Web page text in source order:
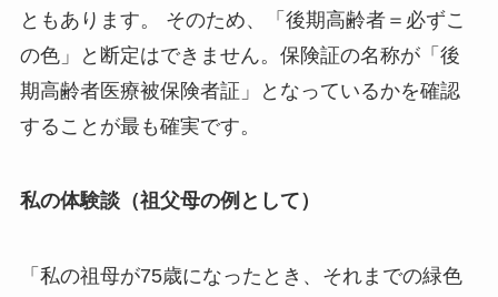
ともあります。 そのため、「後期高齢者＝必ずこ
の色」と断定はできません。保険証の名称が「後
期高齢者医療被保険者証」となっているかを確認
することが最も確実です。
私の体験談（祖父母の例として）
「私の祖母が75歳になったとき、それまでの緑色